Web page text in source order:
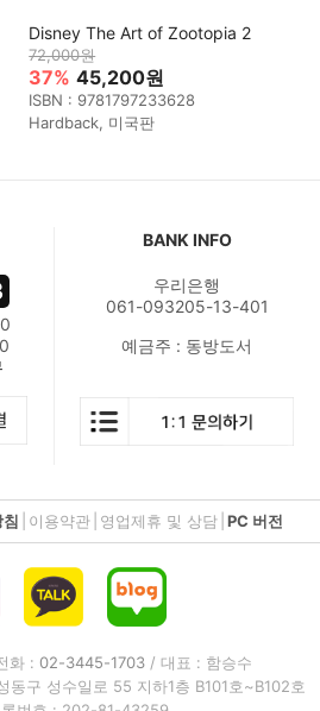
Disney The Art of Zootopia 2
72,000원
37% 45,200원
ISBN : 9781797233628
Hardback, 미국판
BANK INFO
우리은행
061-093205-13-401
예금주 : 동방도서
이용약관 영업제휴 및 상담 PC 버전
화 : 02-3445-1703/ 대표 : 함승수
동구 성수일로 55 지하1층 B101호~B102호